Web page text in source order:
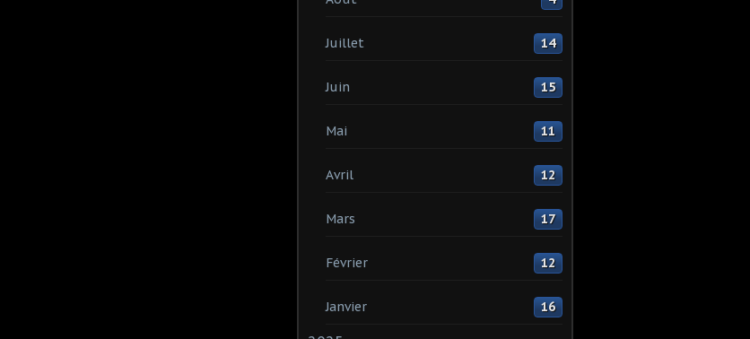
Juillet 14
Juin 15
Mai 11
Avril 12
Mars 17
Février 12
Janvier 16